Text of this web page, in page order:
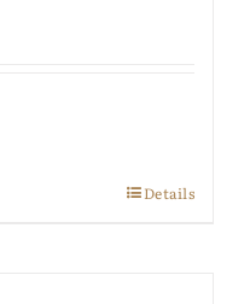
Details